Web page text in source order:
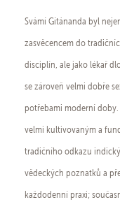
Svámí Gítánanda byl
zasvěcencem do
disciplín, ale jako lékař
se zároveň velmi dobře
potřebami moderní
velmi kultivovaným a
tradičního odkazu
vědeckých poznatků a
každodenní praxi;